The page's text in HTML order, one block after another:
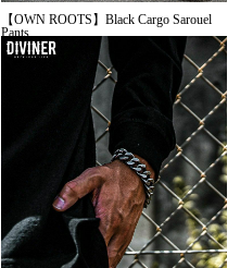
【OWN ROOTS】Black Cargo Sarouel
Pants